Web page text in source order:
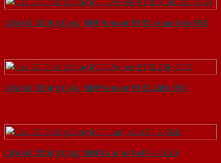
Cửa Gỗ Chống Cháy MDF Veneer P1R5 Xoan Đào-SGD
Cửa Gỗ Chống Cháy MDF Veneer P1R2 ASH-SGD
Cửa Gỗ Chống Cháy MDF Laminate P1-a-SGD